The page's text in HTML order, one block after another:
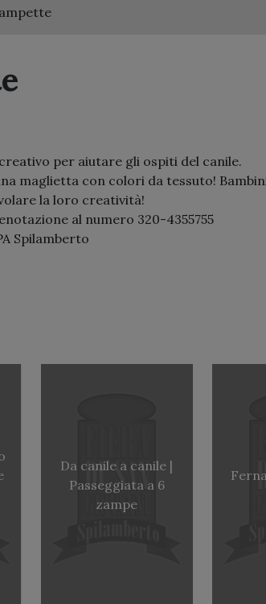
per aiutare gli ospiti del canile.
maglietta con colori da tessuto!
la loro creatività!
al numero 320-4355755
Spilamberto
Da canile a canile |
Passeggiata a 6
zampe